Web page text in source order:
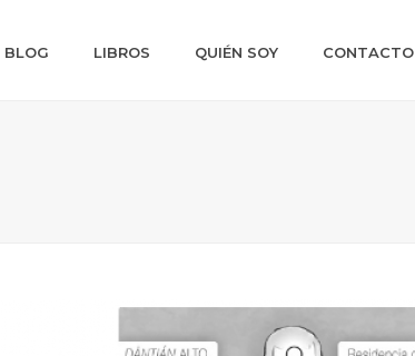
BLOG LIBROS QUIÉN SOY CONTACTO